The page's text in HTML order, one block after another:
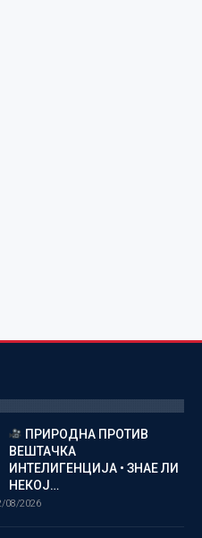
ПРИРОДНА ПРОТИВ
ВЕШТАЧКА
ИНТЕЛИГЕНЦИЈА • ЗНАЕ ЛИ
НЕКОЈ…
08/2026